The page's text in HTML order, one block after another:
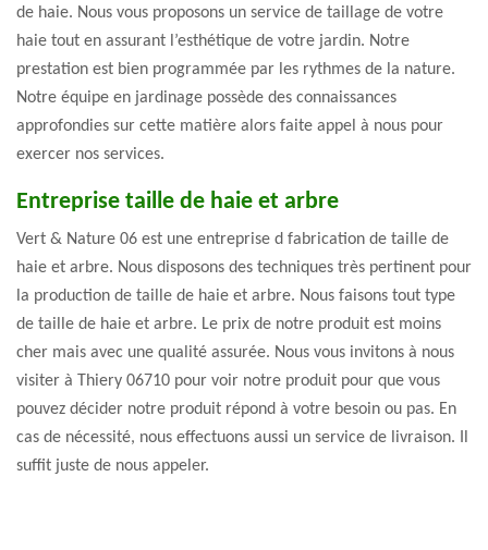
de haie. Nous vous proposons un service de taillage de votre
haie tout en assurant l’esthétique de votre jardin. Notre
prestation est bien programmée par les rythmes de la nature.
Notre équipe en jardinage possède des connaissances
approfondies sur cette matière alors faite appel à nous pour
exercer nos services.
Entreprise taille de haie et arbre
Vert & Nature 06 est une entreprise d fabrication de taille de
haie et arbre. Nous disposons des techniques très pertinent pour
la production de taille de haie et arbre. Nous faisons tout type
de taille de haie et arbre. Le prix de notre produit est moins
cher mais avec une qualité assurée. Nous vous invitons à nous
visiter à Thiery 06710 pour voir notre produit pour que vous
pouvez décider notre produit répond à votre besoin ou pas. En
cas de nécessité, nous effectuons aussi un service de livraison. Il
suffit juste de nous appeler.